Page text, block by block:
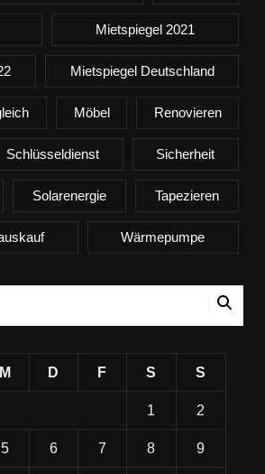
Mietspiegel 2021
Mietspiegel Deutschland
Möbel Renovieren
Schlüsseldienst Sicherheit
Solarenergie Tapezieren
Wärmepumpe
M D F S S
1 2
5 6 7 8 9